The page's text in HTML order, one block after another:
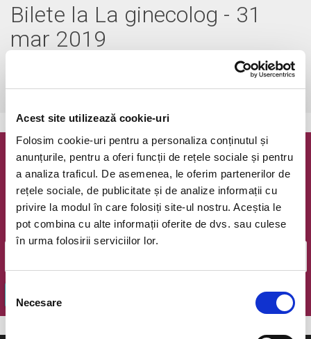
Acest site utilizează cookie-uri
Folosim cookie-uri pentru a personaliza conținutul și
anunțurile, pentru a oferi funcții de rețele sociale și pentru
a analiza traficul. De asemenea, le oferim partenerilor de
rețele sociale, de publicitate și de analize informații cu
privire la modul în care folosiți site-ul nostru. Aceștia le
pot combina cu alte informații oferite de dvs. sau culese
în urma folosirii serviciilor lor.
consimțământului
Necesare
Bilete la La ginecolog - 31
mar 2019
Bucuresti, The Hubvezi pe harta
Newsletter @ Bilete.ro
Oferte exclusive si o editie saptamanala cu cele mai noi
evenimente.
Email